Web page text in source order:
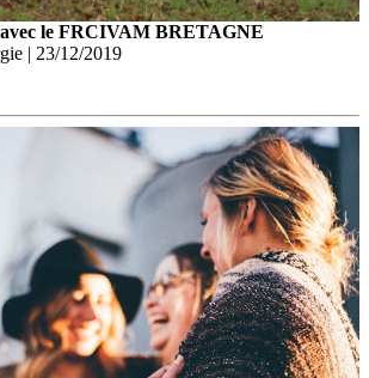
le FRCIVAM BRETAGNE
| 23/12/2019